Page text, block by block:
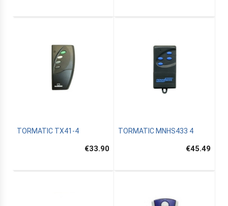
TORMATIC TX41-4
€33.90
TORMATIC MNHS433 4
€45.49